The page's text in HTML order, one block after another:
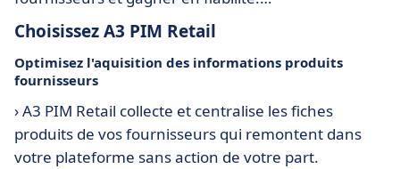
Choisissez A3 PIM Retail
Optimisez l'aquisition des informations produits
fournisseurs
› A3 PIM Retail collecte et centralise les fiches
produits de vos fournisseurs qui remontent dans
votre plateforme sans action de votre part.